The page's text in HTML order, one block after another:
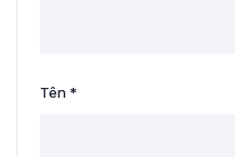
Tên*